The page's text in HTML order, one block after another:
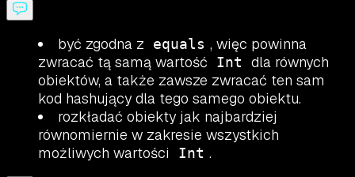
być zgodna z equals , więc powinna
zwracać tą samą wartość
Int
dla równych
obiektów, a także zawsze zwracać ten sam
kod hashujący dla tego samego obiektu.
rozkładać obiekty jak najbardziej
równomiernie w zakresie wszystkich
możliwych wartości
Int .